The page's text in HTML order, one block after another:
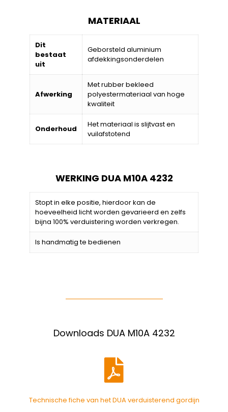
MATERIAAL
Dit
bestaat
uit
Geborsteld aluminium
afdekkingsonderdelen
Afwerking
Met rubber bekleed
polyestermateriaal van hoge
kwaliteit
Onderhoud
Het materiaal is slijtvast en
vuilafstotend
WERKING DUA M10A 4232
Stopt in elke positie, hierdoor kan de
hoeveelheid licht worden gevarieerd en zelfs
bijna 100% verduistering worden verkregen.
Is handmatig te bedienen
Downloads DUA M10A 4232
Technische fiche van het DUA verduisterend gordijn